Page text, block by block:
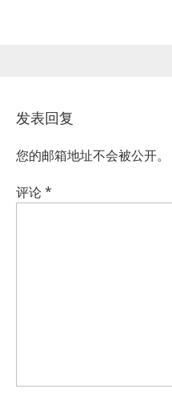
发表回复
您的邮箱地址不会被公开。
评论*